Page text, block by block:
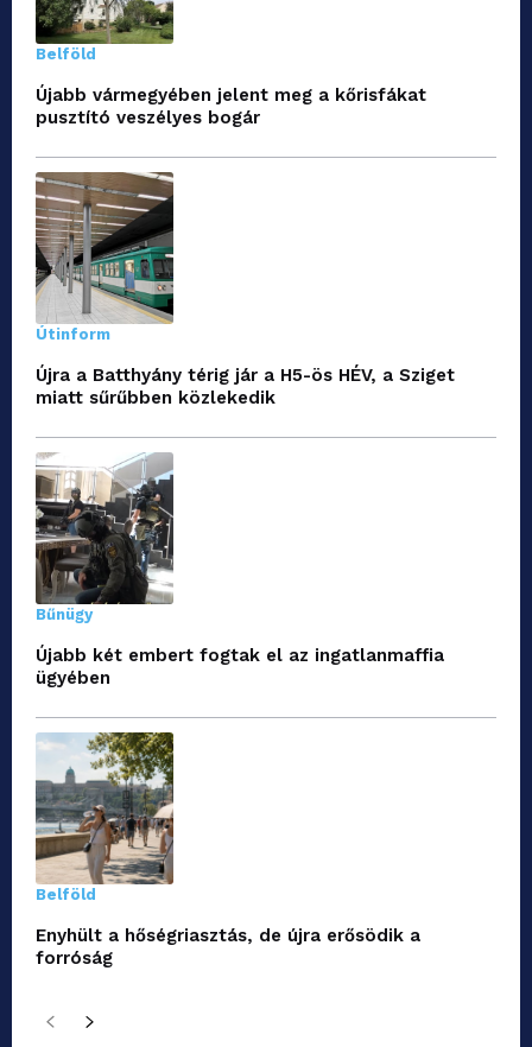
Belföld
Újabb vármegyében jelent meg a kőrisfákat
pusztító veszélyes bogár
Útinform
Újra a Batthyány térig jár a H5-ös HÉV, a Sziget
miatt sűrűbben közlekedik
Bűnügy
Újabb két embert fogtak el az ingatlanmaffia
ügyében
Belföld
Enyhült a hőségriasztás, de újra erősödik a
forróság